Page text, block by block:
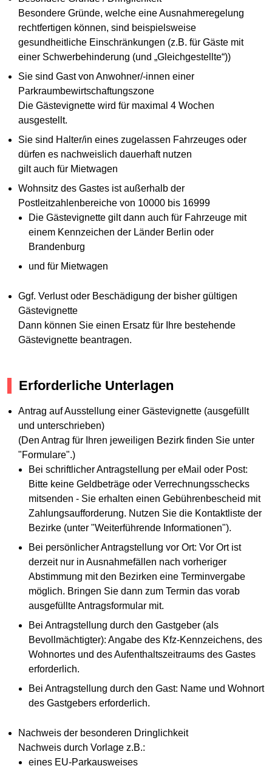
Besondere Gründe, welche eine Ausnahmeregelung
rechtfertigen können, sind beispielsweise
gesundheitliche Einschränkungen (z.B. für Gäste mit
einer Schwerbehinderung (und „Gleichgestellte“))
Sie sind Gast von Anwohner/-innen einer
Parkraumbewirtschaftungszone
Die Gästevignette wird für maximal 4 Wochen
ausgestellt.
Sie sind Halter/in eines zugelassen Fahrzeuges oder
dürfen es nachweislich dauerhaft nutzen
gilt auch für Mietwagen
Wohnsitz des Gastes ist außerhalb der
Postleitzahlenbereiche von 10000 bis 16999
Die Gästevignette gilt dann auch für Fahrzeuge mit
einem Kennzeichen der Länder Berlin oder
Brandenburg
und für Mietwagen
Ggf. Verlust oder Beschädigung der bisher gültigen
Gästevignette
Dann können Sie einen Ersatz für Ihre bestehende
Gästevignette beantragen.
Erforderliche Unterlagen
Antrag auf Ausstellung einer Gästevignette (ausgefüllt
und unterschrieben)
(Den Antrag für Ihren jeweiligen Bezirk finden Sie unter
"Formulare".)
Bei schriftlicher Antragstellung per eMail oder Post:
Bitte keine Geldbeträge oder Verrechnungsschecks
mitsenden - Sie erhalten einen Gebührenbescheid mit
Zahlungsaufforderung. Nutzen Sie die Kontaktliste der
Bezirke (unter "Weiterführende Informationen").
Bei persönlicher Antragstellung vor Ort: Vor Ort ist
derzeit nur in Ausnahmefällen nach vorheriger
Abstimmung mit den Bezirken eine Terminvergabe
möglich. Bringen Sie dann zum Termin das vorab
ausgefüllte Antragsformular mit.
Bei Antragstellung durch den Gastgeber (als
Bevollmächtigter): Angabe des Kfz-Kennzeichens, des
Wohnortes und des Aufenthaltszeitraums des Gastes
erforderlich.
Bei Antragstellung durch den Gast: Name und Wohnort
des Gastgebers erforderlich.
Nachweis der besonderen Dringlichkeit
Nachweis durch Vorlage z.B.:
eines EU-Parkausweises